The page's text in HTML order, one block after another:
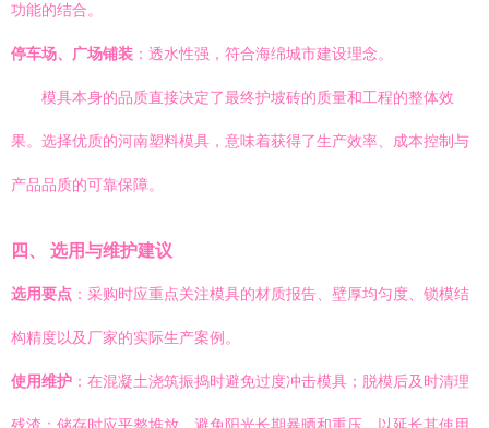
功能的结合。
停车场、广场铺装 ：透水性强，符合海绵城市建设理念。
模具本身的品质直接决定了最终护坡砖的质量和工程的整体效
果。选择优质的河南塑料模具，意味着获得了生产效率、成本控制与
产品品质的可靠保障。
四、 选用与维护建议
选用要点 ：采购时应重点关注模具的材质报告、壁厚均匀度、锁模结
构精度以及厂家的实际生产案例。
使用维护 ：在混凝土浇筑振捣时避免过度冲击模具；脱模后及时清理